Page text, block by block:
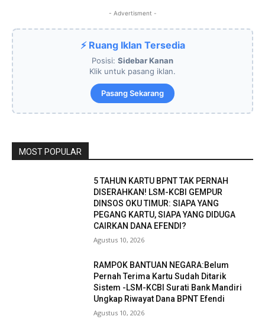
- Advertisment -
⚡ Ruang Iklan Tersedia
Posisi: Sidebar Kanan
Klik untuk pasang iklan.
Pasang Sekarang
MOST POPULAR
5 TAHUN KARTU BPNT TAK PERNAH
DISERAHKAN! LSM-KCBI GEMPUR
DINSOS OKU TIMUR: SIAPA YANG
PEGANG KARTU, SIAPA YANG DIDUGA
CAIRKAN DANA EFENDI?
Agustus 10, 2026
RAMPOK BANTUAN NEGARA:Belum
Pernah Terima Kartu Sudah Ditarik
Sistem -LSM-KCBI Surati Bank Mandiri
Ungkap Riwayat Dana BPNT Efendi
Agustus 10, 2026